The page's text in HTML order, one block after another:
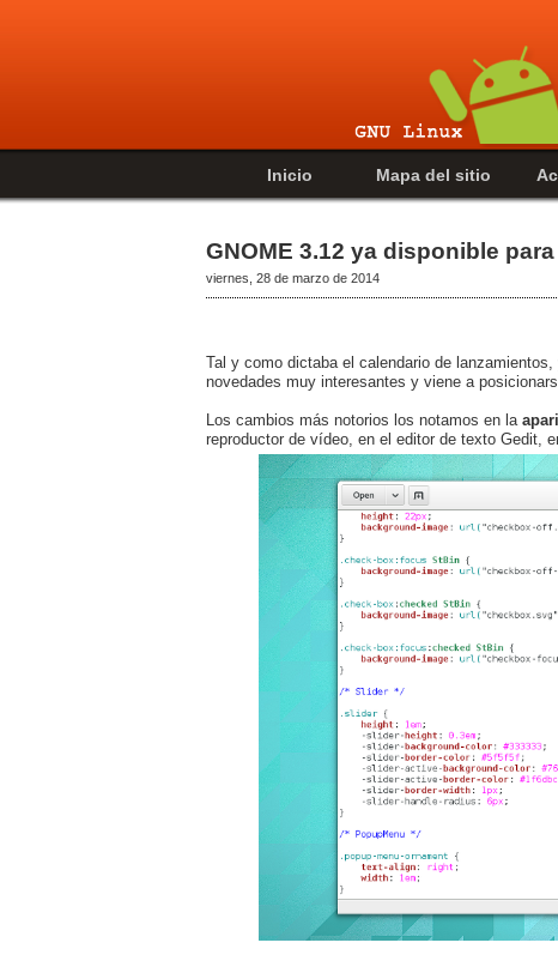
Inicio Mapa del sitio
GNOME 3.12 ya disponible
viernes, 28 de marzo de 2014
Tal y como dictaba el calendario de
novedades muy interesantes y viene a
Los cambios más notorios los notamos en la
reproductor de vídeo, en el editor de texto Gedit,